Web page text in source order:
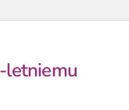
letniemu